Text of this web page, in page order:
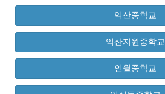
익산중학교
익산지원중학교
인월중학교